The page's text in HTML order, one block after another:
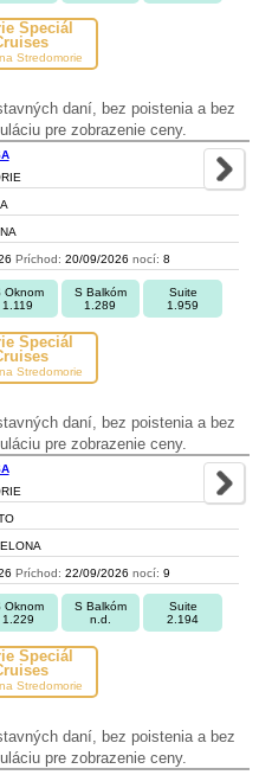
Špeciál
Stredomorie
daní, bez poistenia a bez
pre zobrazenie ceny.
Príchod: 20/09/2026 nocí: 8
Oknom
1.119
S Balkóm
1.289
Suite
1.959
Špeciál
Stredomorie
daní, bez poistenia a bez
pre zobrazenie ceny.
Príchod: 22/09/2026 nocí: 9
Oknom
1.229
S Balkóm
n.d.
Suite
2.194
Špeciál
Stredomorie
daní, bez poistenia a bez
pre zobrazenie ceny.